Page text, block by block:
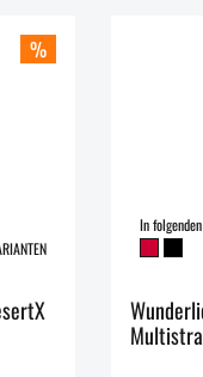
%
Montage mit Verkleidungsschutzbügel
In